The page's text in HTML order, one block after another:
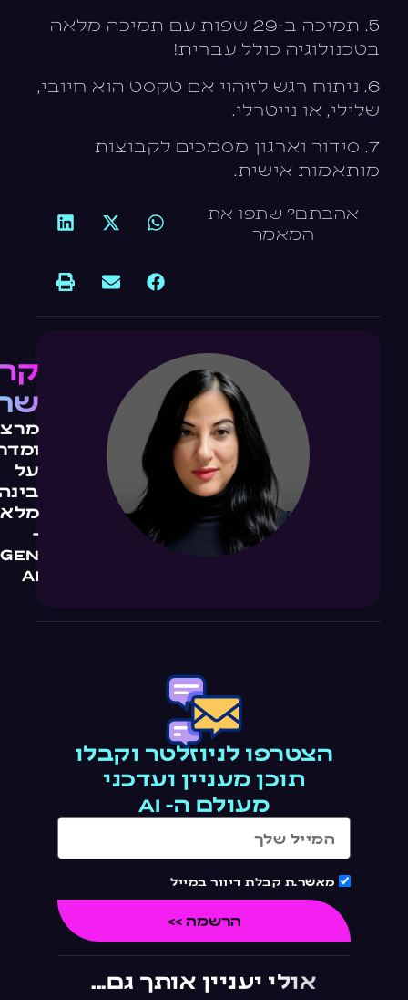
הצטרפו לניוזלטר וקבלו
תוכן מעניין ועדכני
מעולם ה- AI
מאשר.ת קבלת דיוור במייל
הרשמה >>
אולי יעניין אותך גם...
5. תמיכה ב-29 שפות עם תמיכה מלאה
בטכנולוגיה כולל עברית!
6. ניתוח רגש לזיהוי אם טקסט הוא חיובי,
שלילי, או נייטרלי.
7. סידור וארגון מסמכים לקבוצות
מותאמות אישית.
אהבתם? שתפו את
המאמר
על
-
GEN
AI